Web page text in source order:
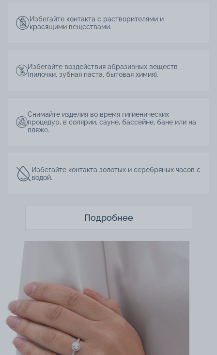
Избегайте контакта с растворителями и
красящими веществами.
Избегайте воздействия абразивных веществ
(пилочки, зубная паста, бытовая химия).
Снимайте изделия во время гигиенических
процедур, в солярии, сауне, бассейне, бане или на
пляже.
Избегайте контакта золотых и серебряных часов с
водой.
Подробнее